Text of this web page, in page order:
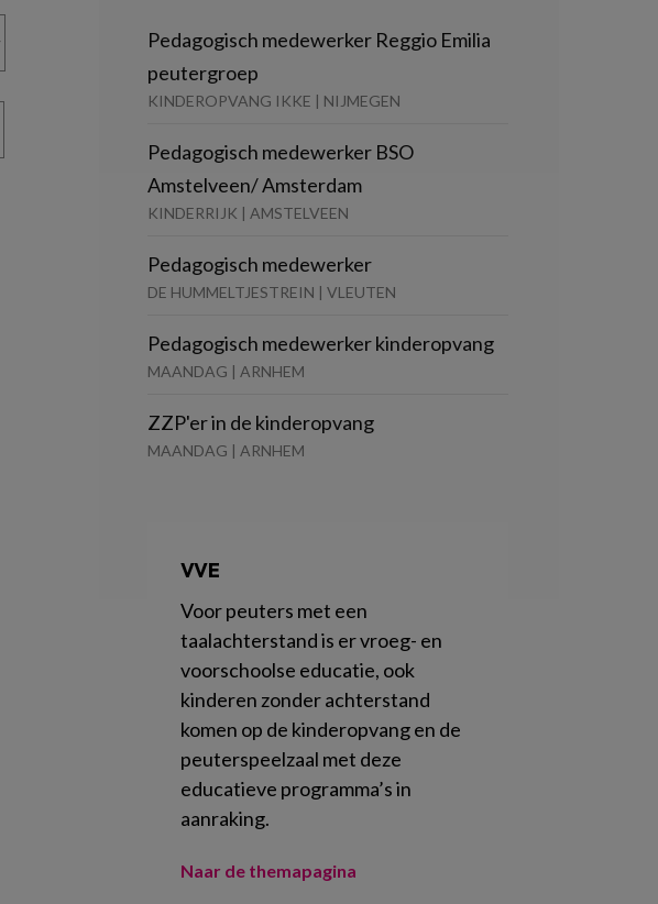
Pedagogisch medewerker Reggio Emilia
peutergroep
KINDEROPVANG IKKE | NIJMEGEN
Pedagogisch medewerker BSO
Amstelveen/ Amsterdam
KINDERRIJK | AMSTELVEEN
Pedagogisch medewerker
DE HUMMELTJESTREIN | VLEUTEN
Pedagogisch medewerker kinderopvang
MAANDAG | ARNHEM
ZZP'er in de kinderopvang
MAANDAG | ARNHEM
VVE
Voor peuters met een
taalachterstand is er vroeg- en
voorschoolse educatie, ook
kinderen zonder achterstand
komen op de kinderopvang en de
peuterspeelzaal met deze
educatieve programma’s in
aanraking.
Naar de themapagina